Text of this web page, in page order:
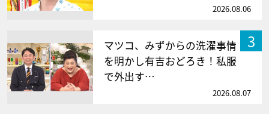
2026.08.06
3
マツコ、みずからの洗濯事情
を明かし有吉おどろき！私服
で外出す…
2026.08.07